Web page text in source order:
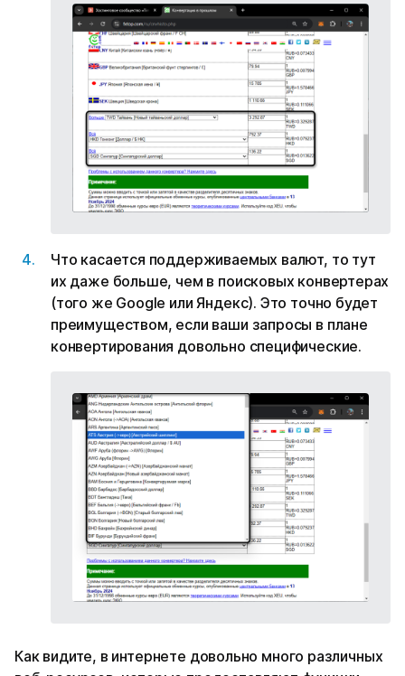
Что касается поддерживаемых валют, то тут
их даже больше, чем в поисковых конвертерах
(того же Google или Яндекс). Это точно будет
преимуществом, если ваши запросы в плане
конвертирования довольно специфические.
Как видите, в интернете довольно много различных